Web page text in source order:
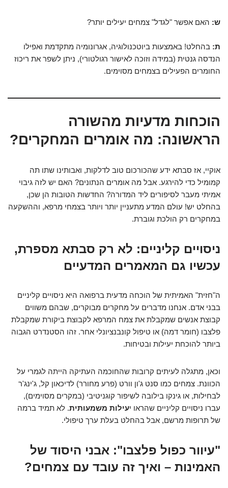
ש: האם אפשר "לגדל" צמחים יעילים יותר?
ת: בהחלט! באמצעות ביוטכנולוגיה, אגרונומיה מתקדמת ואפילו
הנדסה גנטית (במידה וזוכה לאישור רגולטורי), ניתן לשפר את ריכוז
החומרים הפעילים בצמחים מסוימים.
הוכחות מדעיות מהשורה
הראשונה: מה אומרים המחקרים?
אוקיי, אז סבתא ידע שהכורכום טוב לדלקות, ואבותינו שתו תה
קמומיל כדי להירגע. אבל מה אומרים הנתונים? האם יש לזה גיבוי
אמיתי מעבר לסיפורים ליד המדורה? החדשות הטובות הן שכן,
בהחלט יש! עולם המדע מתעניין יותר ויותר בצמחי מרפא, וההשקעה
במחקרים רק הולכת וגוברת.
ניסויים קליניים: לא רק סבתא מספרת,
עכשיו גם המאמרים המדעיים
ה"חזית" האמיתית של הוכחה מדעית ברפואה היא ניסויים קליניים
בבני אדם. אנחנו מדברים על מחקרים מבוקרים, שבהם משווים
קבוצת אנשים שמקבלת את צמח המרפא לקבוצת ביקורת שמקבלת
פלצבו (חומר דמה) או טיפול קונבנציונלי אחר. זהו הסטנדרט הגבוה
ביותר להוכחת יעילות ובטיחות.
וכאן, מתגלה לעיתים קרובות שהחוכמה העתיקה הייתה לגמרי על
הכוונת. צמחים כמו סנט ג'ון וורט (פרע מחורר) לדיכאון קל, ג'ינג'ר
לבחילות, או גינקו בילובה לשיפור קוגניטיבי (במקרים מסוימים),
עברו ניסויים קליניים שהראו יעילות משמעותית. לא תמיד ברמה
של תרופות מרשם, אבל בהחלט בעלת ערך טיפולי.
"עיוור כפול פלצבו": אבני היסוד של
האמינות – ואיך זה עובד עם צמחים?